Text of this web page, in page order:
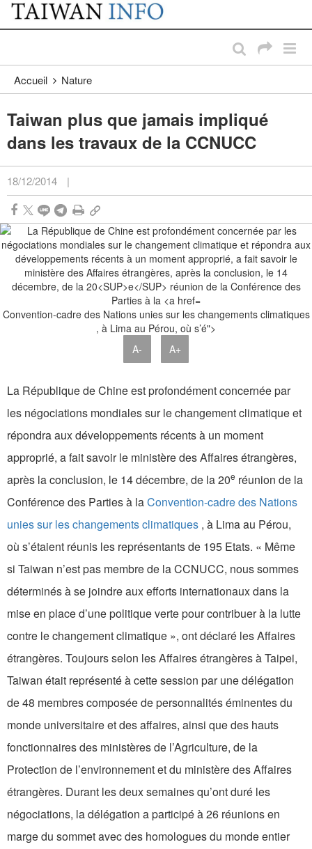
Passer au contenu principal
:::
Accueil Nature
Taiwan plus que jamais impliqué
dans les travaux de la CCNUCC
18/12/2014 |
Convention-cadre des Nations unies sur les changements climatiques
, à Lima au Pérou, où s’é">
A-
A+
La République de Chine est profondément concernée par
les négociations mondiales sur le changement climatique et
répondra aux développements récents à un moment
approprié, a fait savoir le ministère des Affaires étrangères,
après la conclusion, le 14 décembre, de la 20e réunion de la
Conférence des Parties à laConvention-cadre des Nations
unies sur les changements climatiques , à Lima au Pérou,
où s’étaient réunis les représentants de 195 Etats. « Même
si Taiwan n’est pas membre de la CCNUCC, nous sommes
déterminés à se joindre aux efforts internationaux dans la
mise en place d’une politique verte pour contribuer à la lutte
contre le changement climatique », ont déclaré les Affaires
étrangères. Toujours selon les Affaires étrangères à Taipei,
Taiwan était représenté à cette session par une délégation
de 48 membres composée de personnalités éminentes du
monde universitaire et des affaires, ainsi que des hauts
fonctionnaires des ministères de l’Agriculture, de la
Protection de l’environnement et du ministère des Affaires
étrangères. Durant les deux semaines qu’ont duré les
négociations, la délégation a participé à 26 réunions en
marge du sommet avec des homologues du monde entier